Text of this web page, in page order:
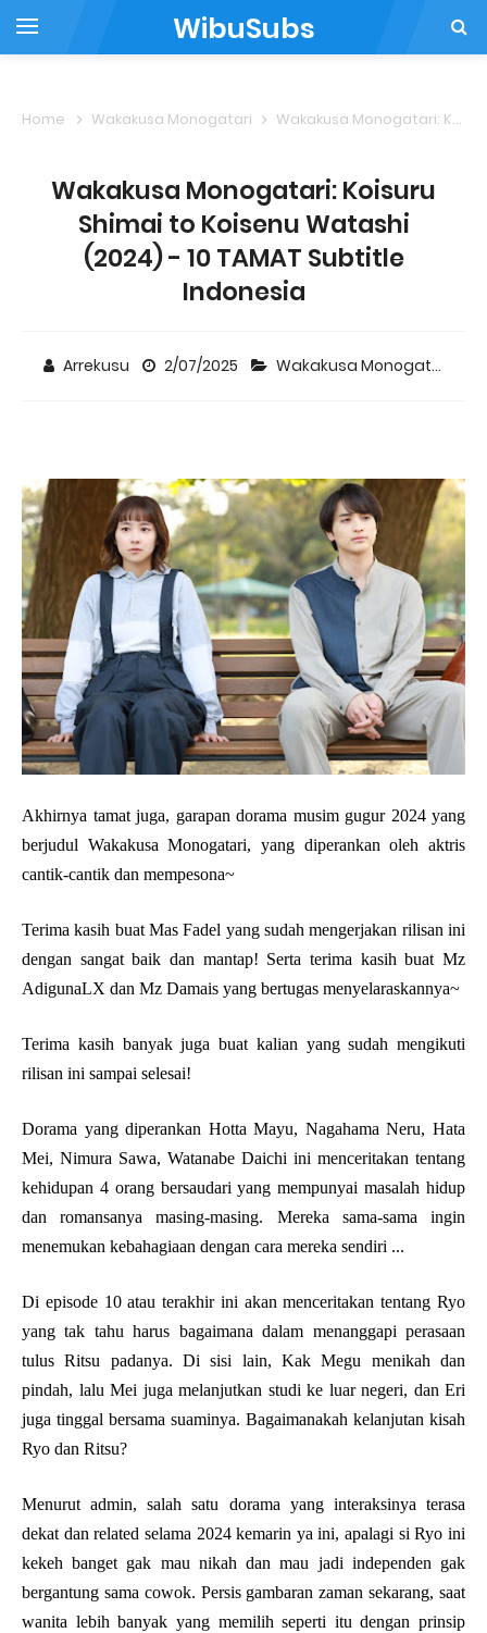
WibuSubs
Home Wakakusa Monogatari Wakakusa Monogatari: Koisuru Shimai to Koisenu Watashi (2024) - 10 TAMAT Subtitle Indonesia
Wakakusa Monogatari: Koisuru
Shimai to Koisenu Watashi
(2024) - 10 TAMAT Subtitle
Indonesia
Arrekusu 2/07/2025 Wakakusa Monogatari
Akhirnya tamat juga, garapan dorama musim gugur 2024 yang
berjudul Wakakusa Monogatari, yang diperankan oleh aktris
cantik-cantik dan mempesona~
Terima kasih buat Mas Fadel yang sudah mengerjakan rilisan ini
dengan sangat baik dan mantap! Serta terima kasih buat Mz
AdigunaLX dan Mz Damais yang bertugas menyelaraskannya~
Terima kasih banyak juga buat kalian yang sudah mengikuti
rilisan ini sampai selesai!
Dorama yang diperankan Hotta Mayu, Nagahama Neru, Hata
Mei, Nimura Sawa, Watanabe Daichi ini menceritakan tentang
kehidupan 4 orang bersaudari yang mempunyai masalah hidup
dan romansanya masing-masing. Mereka sama-sama ingin
menemukan kebahagiaan dengan cara mereka sendiri ...
Di episode 10 atau terakhir ini akan menceritakan tentang Ryo
yang tak tahu harus bagaimana dalam menanggapi perasaan
tulus Ritsu padanya. Di sisi lain, Kak Megu menikah dan
pindah, lalu Mei juga melanjutkan studi ke luar negeri, dan Eri
juga tinggal bersama suaminya. Bagaimanakah kelanjutan kisah
Ryo dan Ritsu?
Menurut admin, salah satu dorama yang interaksinya terasa
dekat dan related selama 2024 kemarin ya ini, apalagi si Ryo ini
kekeh banget gak mau nikah dan mau jadi independen gak
bergantung sama cowok. Persis gambaran zaman sekarang, saat
wanita lebih banyak yang memilih seperti itu dengan prinsip